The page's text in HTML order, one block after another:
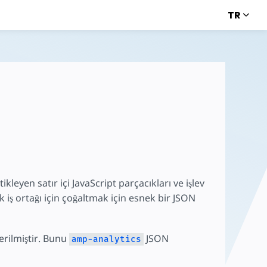
TR
satır içi JavaScript parçacıkları ve işlev
iş ortağı için çoğaltmak için esnek bir JSON
Bunu amp-analytics JSON